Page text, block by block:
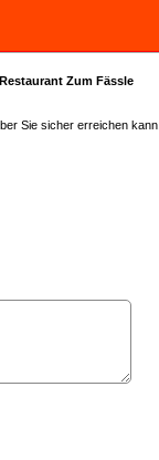
Zum Fässle
Sie sicher erreichen kann.